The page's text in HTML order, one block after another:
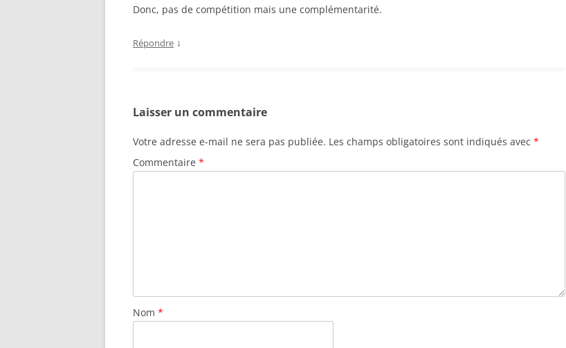
Donc, pas de compétition mais une complémentarité.
Répondre ↓
Laisser un commentaire
Votre adresse e-mail ne sera pas publiée. Les champs obligatoires sont indiqués avec *
Commentaire *
Nom *